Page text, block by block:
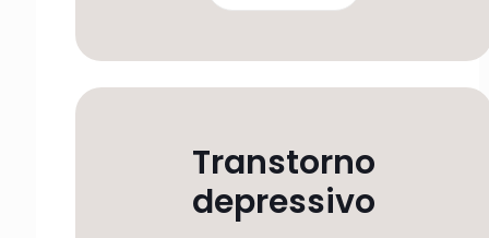
Transtorno
depressivo